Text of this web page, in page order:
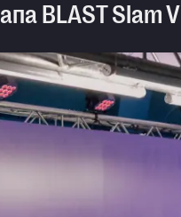
BLAST Slam V